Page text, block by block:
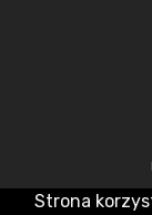
Strona